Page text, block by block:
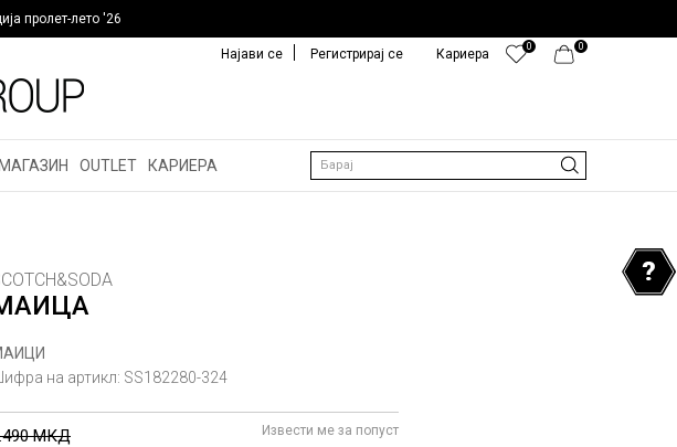
пролет-лето '26
0
0
Кариера
Најави се Регистрирај се
OUTLET КАРИЕРА Барај
Шифра на артикл: SS182280-324
МКД Извести ме за попуст